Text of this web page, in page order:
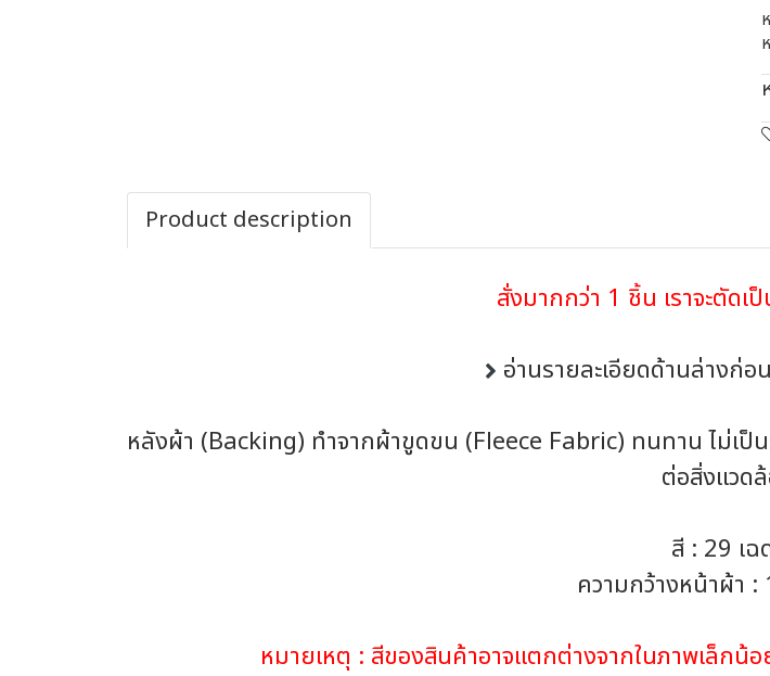
Product description
สั่งมากกว่า 1 ชิ้น เราจะตัดเ
อ่านรายละเอียดด้านล่างก่
หลังผ้า (Backing) ทำจากผ้าขูดขน (Fleece Fabric) ทนทาน ไม่เป็
ต่อสิ่งแวด
สี : 29 เฉ
ความกว้างหน้าผ้า
หมายเหตุ : สีของสินค้าอาจแตกต่างจากในภาพเล็กน้